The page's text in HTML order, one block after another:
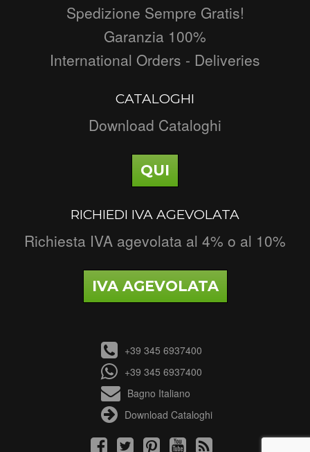
Spedizione Sempre Gratis!
Garanzia 100%
International Orders - Deliveries
CATALOGHI
Download Cataloghi
QUI
RICHIEDI IVA AGEVOLATA
Richiesta IVA agevolata al 4% o al 10%
IVA AGEVOLATA
+39 345 6937400
+39 345 6937400
Bagno Italiano
Download Cataloghi